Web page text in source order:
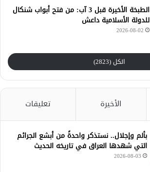
الطبخة الأخيرة قبل 3 آب: من فتح أبواب شنكال
للدولة الأسلامية داعش
2026-08-02
الكل (2823)
الأخيرة تعليقات
بألم وإجلال.. نستذكر واحدةً من أبشع الجرائم
التي شهدها العراق في تاريخه الحديث
2026-08-03